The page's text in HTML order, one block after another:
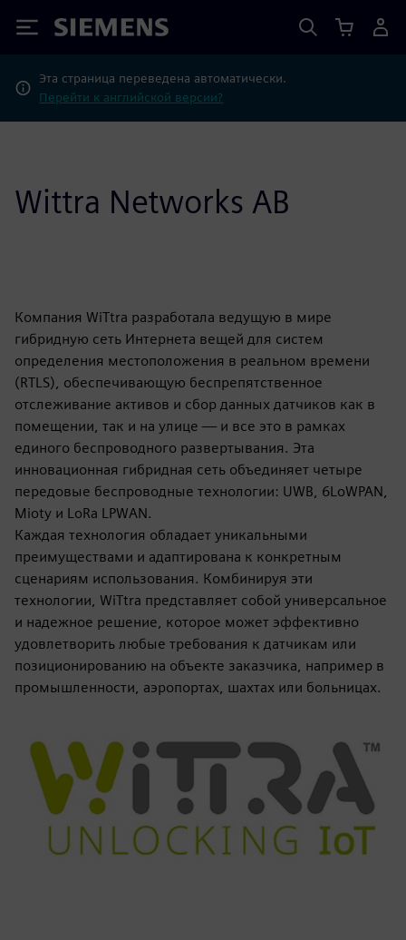
Siemens
Эта страница переведена автоматически.
Перейти к английской версии?
Wittra Networks AB
Компания WiTtra разработала ведущую в мире
гибридную сеть Интернета вещей для систем
определения местоположения в реальном времени
(RTLS), обеспечивающую беспрепятственное
отслеживание активов и сбор данных датчиков как в
помещении, так и на улице — и все это в рамках
единого беспроводного развертывания. Эта
инновационная гибридная сеть объединяет четыре
передовые беспроводные технологии: UWB, 6LoWPAN,
Mioty и LoRa LPWAN.
Каждая технология обладает уникальными
преимуществами и адаптирована к конкретным
сценариям использования. Комбинируя эти
технологии, WiTtra представляет собой универсальное
и надежное решение, которое может эффективно
удовлетворить любые требования к датчикам или
позиционированию на объекте заказчика, например в
промышленности, аэропортах, шахтах или больницах.